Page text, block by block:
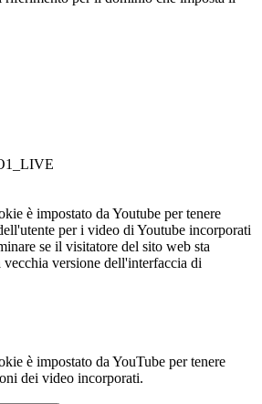
è impostato da Youtube per tenere
per i video di Youtube incorporati
se il visitatore del sito web sta
versione dell'interfaccia di
è impostato da YouTube per tenere
dei video incorporati.